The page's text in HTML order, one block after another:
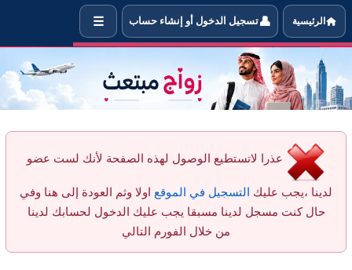
‫ إضافة العضو AJ_NSW لقائمة المعجب بهم
الرئيسية 👤تسجيل الدخول أو إنشاء حساب ☰
عذرا لاتستطيع الوصول لهذه الصفحة لأنك لست عضو
لدينا ،يجب عليك التسجيل في الموقع اولا وثم العودة إلى هنا وفي
حال كنت مسجل لدينا مسبقا يجب عليك الدخول لحسابك لدينا
من خلال الفورم التالي